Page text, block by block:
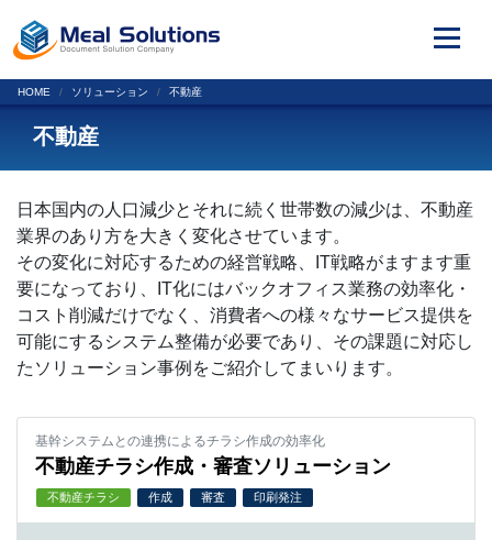
HOME ソリューション 不動産
不動産
日本国内の人口減少とそれに続く世帯数の減少は、不動産
業界のあり方を大きく変化させています。
その変化に対応するための経営戦略、IT戦略がますます重
要になっており、IT化にはバックオフィス業務の効率化・
コスト削減だけでなく、消費者への様々なサービス提供を
可能にするシステム整備が必要であり、その課題に対応し
たソリューション事例をご紹介してまいります。
基幹システムとの連携によるチラシ作成の効率化
不動産チラシ作成・審査ソリューション
不動産チラシ 作成 審査 印刷発注